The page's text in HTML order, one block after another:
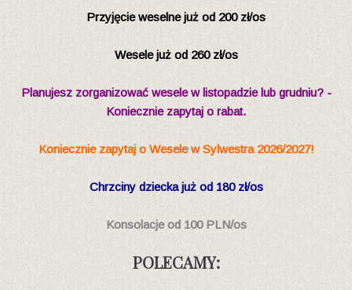
Przyjęcie weselne już od 200 zł/os
Wesele już od 260 zł/os
Planujesz zorganizować wesele w listopadzie lub grudniu? -
Koniecznie zapytaj o rabat.
Koniecznie zapytaj o Wesele w Sylwestra 2026/2027!
Chrzciny dzieckajuż od 180 zł/os
Konsolacje od 100 PLN/os
POLECAMY: